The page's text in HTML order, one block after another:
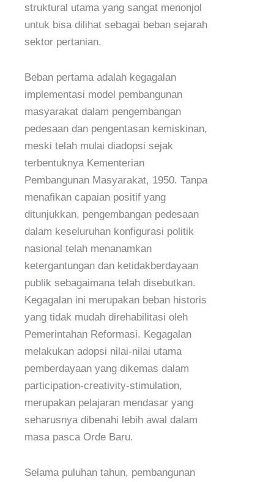
struktural utama yang sangat menonjol
untuk bisa dilihat sebagai beban sejarah
sektor pertanian.
Beban pertama adalah kegagalan
implementasi model pembangunan
masyarakat dalam pengembangan
pedesaan dan pengentasan kemiskinan,
meski telah mulai diadopsi sejak
terbentuknya Kementerian
Pembangunan Masyarakat, 1950. Tanpa
menafikan capaian positif yang
ditunjukkan, pengembangan pedesaan
dalam keseluruhan konfigurasi politik
nasional telah menanamkan
ketergantungan dan ketidakberdayaan
publik sebagaimana telah disebutkan.
Kegagalan ini merupakan beban historis
yang tidak mudah direhabilitasi oleh
Pemerintahan Reformasi. Kegagalan
melakukan adopsi nilai-nilai utama
pemberdayaan yang dikemas dalam
participation-creativity-stimulation,
merupakan pelajaran mendasar yang
seharusnya dibenahi lebih awal dalam
masa pasca Orde Baru.
Selama puluhan tahun, pembangunan